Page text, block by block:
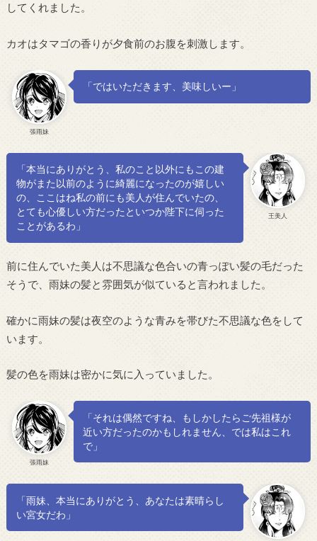
してくれました。
カオはタマゴの香りが夕食前のお腹を刺激します。
張雨妹
「ではいただきます、美味しいー」
王美人
「本当にありがとう、私のこと以外にもこの建
物がまた以前のように綺麗になったのが嬉しい
の、ここはね私の前にも美人が住んでいたの、
とても心優しい方だったといつか陛下に伺った
ことがあるわ」
前に住んでいた美人は不思議な色合いの青っぽい髪の毛だった
そうで、雨妹の髪と雰囲気が似ていると言われました。
確かに雨妹の髪は夜空のような青みを帯びた不思議な色をして
います。
髪の色を雨妹は密かに気に入っていました。
張雨妹
「それは偶然ですね、もしかしたらご先祖様が
近い方だったのかもしれません、では私はこれ
で」
「雨妹、本当にありがとう、あなたは素晴らし
い宮女だわ」